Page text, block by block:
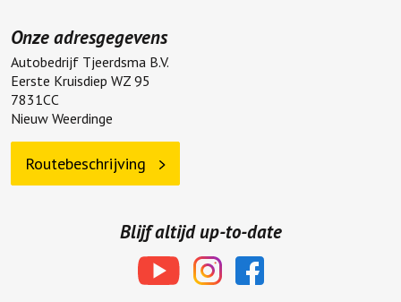
Blijf altijd up-to-date
Onze adresgegevens
Autobedrijf Tjeerdsma B.V.
Eerste Kruisdiep WZ 95
7831CC
Nieuw Weerdinge
Routebeschrijving